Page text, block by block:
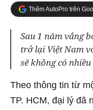
Thêm AutoPro trên
Sau 1 năm vắng
trở lại Việt Nam
sẽ không có
Theo thông tin từ
TP. HCM, đại lý đã